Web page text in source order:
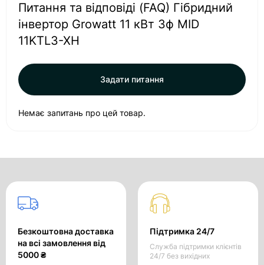
Питання та відповіді (FAQ) Гібридний
інвертор Growatt 11 кВт 3ф MID
11KTL3-XH
Задати питання
Немає запитань про цей товар.
Безкоштовна доставка
на всі замовлення від
5000 ₴
Підтримка 24/7
Служба підтримки клієнтів
24/7 без вихідних